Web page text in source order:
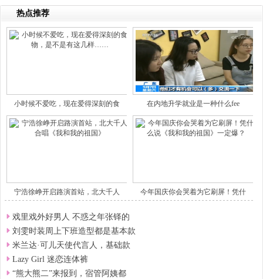
热点推荐
小时候不爱吃，现在爱得深刻的食 在内地升学就业是一种什么fee
宁浩徐峥开启路演首站，北大千人 今年国庆你会哭着为它刷屏！凭什
戏里戏外好男人 不惑之年张铎的
刘雯时装周上下班造型都是基本款
米兰达·可儿天使代言人，基础款
Lazy Girl 迷恋连体裤
“熊大熊二”来报到，宿管阿姨都